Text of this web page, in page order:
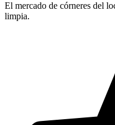
El mercado de córneres del
limpia.